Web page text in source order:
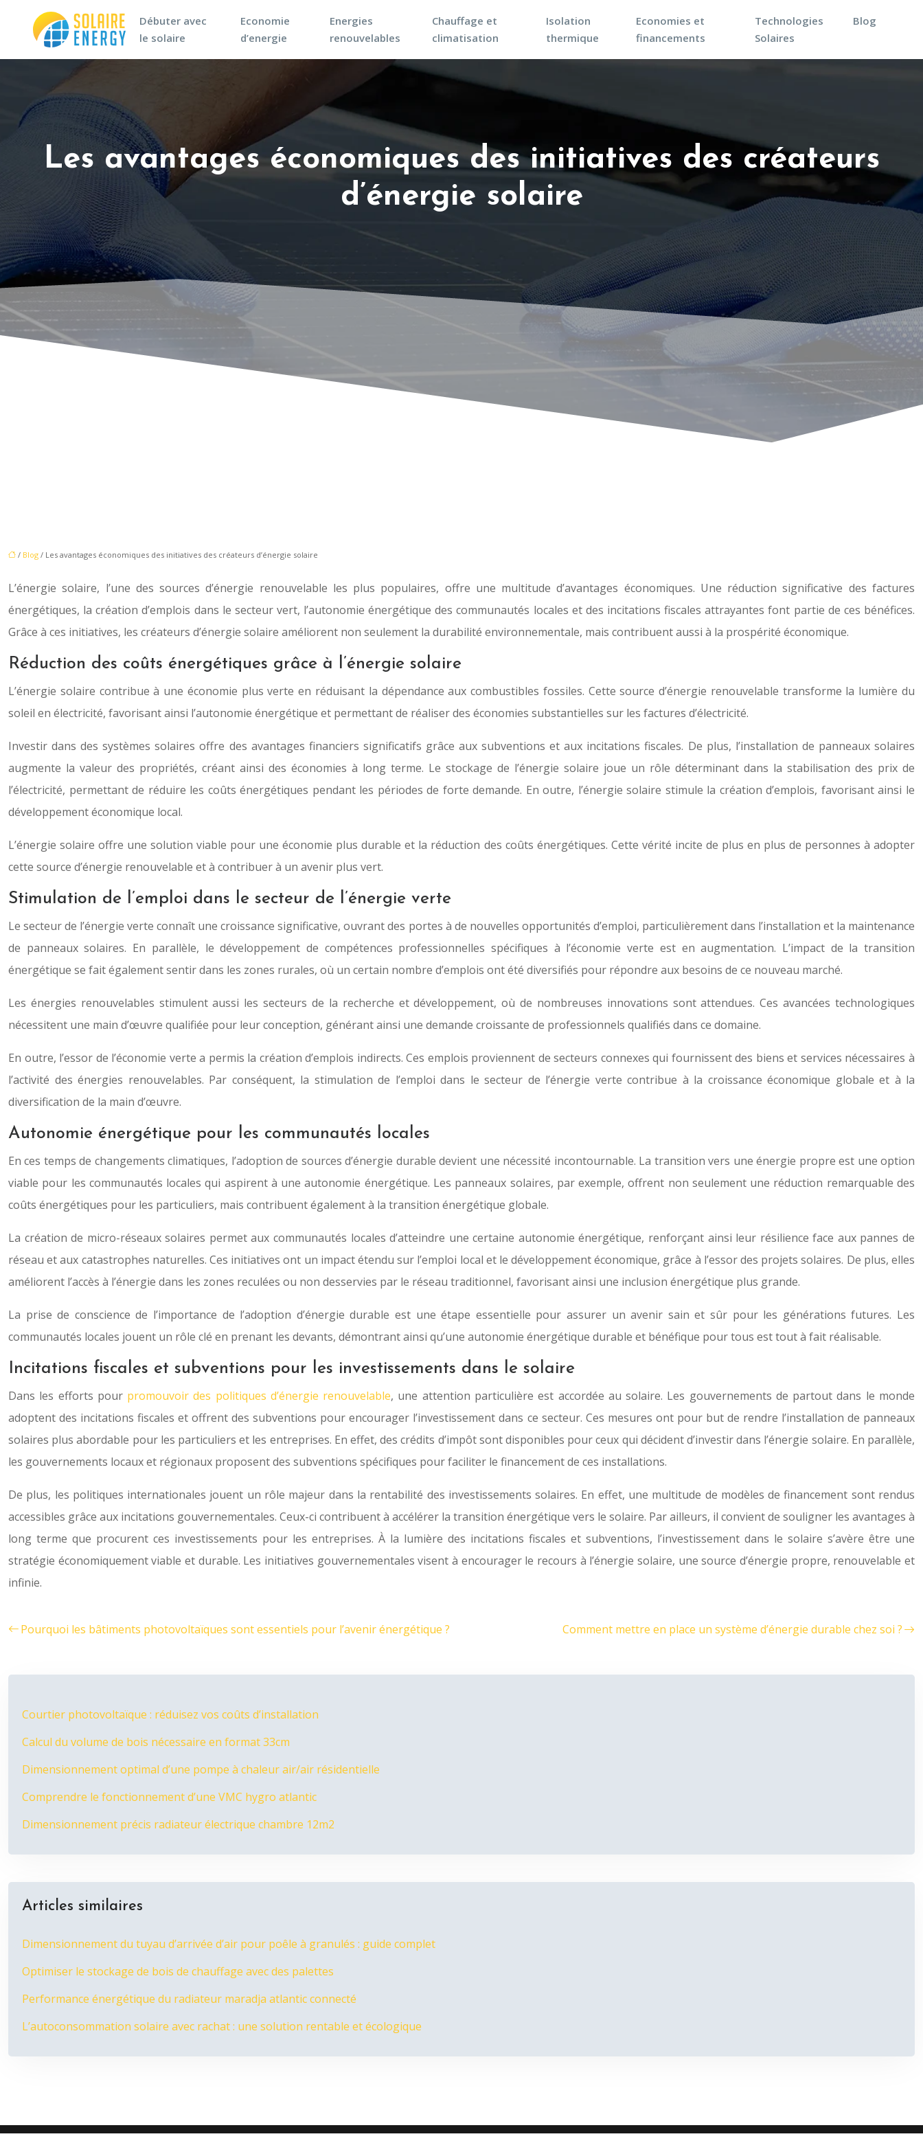
Débuter avec
le solaire
Economie
d’energie
Energies
renouvelables
Chauffage et
climatisation
Isolation
thermique
Economies et
financements
Technologies
Solaires
Blog
Les avantages économiques des initiatives des créateurs
d’énergie solaire
/ Blog / Les avantages économiques des initiatives des créateurs d’énergie solaire
L’énergie solaire, l’une des sources d’énergie renouvelable les plus populaires, offre une multitude d’avantages économiques. Une réduction significative des factures
énergétiques, la création d’emplois dans le secteur vert, l’autonomie énergétique des communautés locales et des incitations fiscales attrayantes font partie de ces bénéfices.
Grâce à ces initiatives, les créateurs d’énergie solaire améliorent non seulement la durabilité environnementale, mais contribuent aussi à la prospérité économique.
Réduction des coûts énergétiques grâce à l’énergie solaire
L’énergie solaire contribue à une économie plus verte en réduisant la dépendance aux combustibles fossiles. Cette source d’énergie renouvelable transforme la lumière du
soleil en électricité, favorisant ainsi l’autonomie énergétique et permettant de réaliser des économies substantielles sur les factures d’électricité.
Investir dans des systèmes solaires offre des avantages financiers significatifs grâce aux subventions et aux incitations fiscales. De plus, l’installation de panneaux solaires
augmente la valeur des propriétés, créant ainsi des économies à long terme. Le stockage de l’énergie solaire joue un rôle déterminant dans la stabilisation des prix de
l’électricité, permettant de réduire les coûts énergétiques pendant les périodes de forte demande. En outre, l’énergie solaire stimule la création d’emplois, favorisant ainsi le
développement économique local.
L’énergie solaire offre une solution viable pour une économie plus durable et la réduction des coûts énergétiques. Cette vérité incite de plus en plus de personnes à adopter
cette source d’énergie renouvelable et à contribuer à un avenir plus vert.
Stimulation de l’emploi dans le secteur de l’énergie verte
Le secteur de l’énergie verte connaît une croissance significative, ouvrant des portes à de nouvelles opportunités d’emploi, particulièrement dans l’installation et la maintenance
de panneaux solaires. En parallèle, le développement de compétences professionnelles spécifiques à l’économie verte est en augmentation. L’impact de la transition
énergétique se fait également sentir dans les zones rurales, où un certain nombre d’emplois ont été diversifiés pour répondre aux besoins de ce nouveau marché.
Les énergies renouvelables stimulent aussi les secteurs de la recherche et développement, où de nombreuses innovations sont attendues. Ces avancées technologiques
nécessitent une main d’œuvre qualifiée pour leur conception, générant ainsi une demande croissante de professionnels qualifiés dans ce domaine.
En outre, l’essor de l’économie verte a permis la création d’emplois indirects. Ces emplois proviennent de secteurs connexes qui fournissent des biens et services nécessaires à
l’activité des énergies renouvelables. Par conséquent, la stimulation de l’emploi dans le secteur de l’énergie verte contribue à la croissance économique globale et à la
diversification de la main d’œuvre.
Autonomie énergétique pour les communautés locales
En ces temps de changements climatiques, l’adoption de sources d’énergie durable devient une nécessité incontournable. La transition vers une énergie propre est une option
viable pour les communautés locales qui aspirent à une autonomie énergétique. Les panneaux solaires, par exemple, offrent non seulement une réduction remarquable des
coûts énergétiques pour les particuliers, mais contribuent également à la transition énergétique globale.
La création de micro-réseaux solaires permet aux communautés locales d’atteindre une certaine autonomie énergétique, renforçant ainsi leur résilience face aux pannes de
réseau et aux catastrophes naturelles. Ces initiatives ont un impact étendu sur l’emploi local et le développement économique, grâce à l’essor des projets solaires. De plus, elles
améliorent l’accès à l’énergie dans les zones reculées ou non desservies par le réseau traditionnel, favorisant ainsi une inclusion énergétique plus grande.
La prise de conscience de l’importance de l’adoption d’énergie durable est une étape essentielle pour assurer un avenir sain et sûr pour les générations futures. Les
communautés locales jouent un rôle clé en prenant les devants, démontrant ainsi qu’une autonomie énergétique durable et bénéfique pour tous est tout à fait réalisable.
Incitations fiscales et subventions pour les investissements dans le solaire
Dans les efforts pour promouvoir des politiques d’énergie renouvelable, une attention particulière est accordée au solaire. Les gouvernements de partout dans le monde
adoptent des incitations fiscales et offrent des subventions pour encourager l’investissement dans ce secteur. Ces mesures ont pour but de rendre l’installation de panneaux
solaires plus abordable pour les particuliers et les entreprises. En effet, des crédits d’impôt sont disponibles pour ceux qui décident d’investir dans l’énergie solaire. En parallèle,
les gouvernements locaux et régionaux proposent des subventions spécifiques pour faciliter le financement de ces installations.
De plus, les politiques internationales jouent un rôle majeur dans la rentabilité des investissements solaires. En effet, une multitude de modèles de financement sont rendus
accessibles grâce aux incitations gouvernementales. Ceux-ci contribuent à accélérer la transition énergétique vers le solaire. Par ailleurs, il convient de souligner les avantages à
long terme que procurent ces investissements pour les entreprises. À la lumière des incitations fiscales et subventions, l’investissement dans le solaire s’avère être une
stratégie économiquement viable et durable. Les initiatives gouvernementales visent à encourager le recours à l’énergie solaire, une source d’énergie propre, renouvelable et
infinie.
Pourquoi les bâtiments photovoltaïques sont essentiels pour l’avenir énergétique ? Comment mettre en place un système d’énergie durable chez soi ?
Courtier photovoltaïque : réduisez vos coûts d’installation
Calcul du volume de bois nécessaire en format 33cm
Dimensionnement optimal d’une pompe à chaleur air/air résidentielle
Comprendre le fonctionnement d’une VMC hygro atlantic
Dimensionnement précis radiateur électrique chambre 12m2
Articles similaires
Dimensionnement du tuyau d’arrivée d’air pour poêle à granulés : guide complet
Optimiser le stockage de bois de chauffage avec des palettes
Performance énergétique du radiateur maradja atlantic connecté
L’autoconsommation solaire avec rachat : une solution rentable et écologique